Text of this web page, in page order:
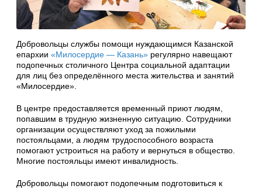
Добровольцы службы помощи нуждающимся Казанской
епархии «Милосердие — Казань» регулярно навещают
подопечных столичного Центра социальной адаптации
для лиц без определённого места жительства и занятий
«Милосердие».
В центре предоставляется временный приют людям,
попавшим в трудную жизненную ситуацию. Сотрудники
организации осуществляют уход за пожилыми
постояльцами, а людям трудоспособного возраста
помогают устроиться на работу и вернуться в общество.
Многие постояльцы имеют инвалидность.
Добровольцы помогают подопечным подготовиться к